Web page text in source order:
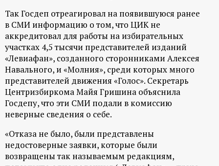
н
н
ы
й
п
о
Так Госдеп отреагировал на появившуюся ранее
в СМИ информацию о том, что ЦИК не
аккредитовал для работы на избирательных
участках 4,5 тысячи представителей изданий
«Левиафан», созданного сторонниками Алексея
Навального, и «Молния», среди которых много
представителей движения «Голос». Секретарь
Центризбиркома Майя Гришина объяснила
Госдепу, что эти СМИ подали в комиссию
неверные сведения о себе.
«Отказа не было, были представлены
недостоверные заявки, которые были
возвращены так называемым редакциям,